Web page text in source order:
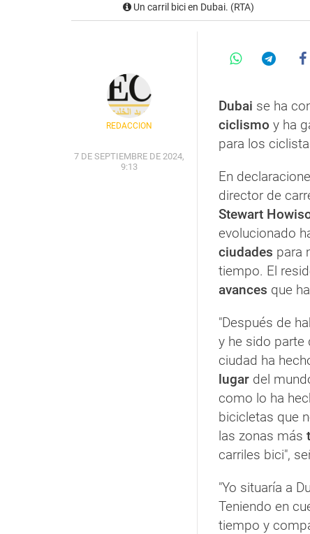
Un carril bici en Dubai. (RTA)
REDACCIÓN
7 DE SEPTIEMBRE DE 2024,
9:13
Dubai se ha
ciclismo y ha
para los
En
director de
Stewart
evolucionado
ciudades para
tiempo. El
avances que
"Después de
y he sido parte
ciudad ha
lugar del
como lo ha
bicicletas que
las zonas más
carriles bici",
"Yo situaría a
Teniendo en
tiempo y